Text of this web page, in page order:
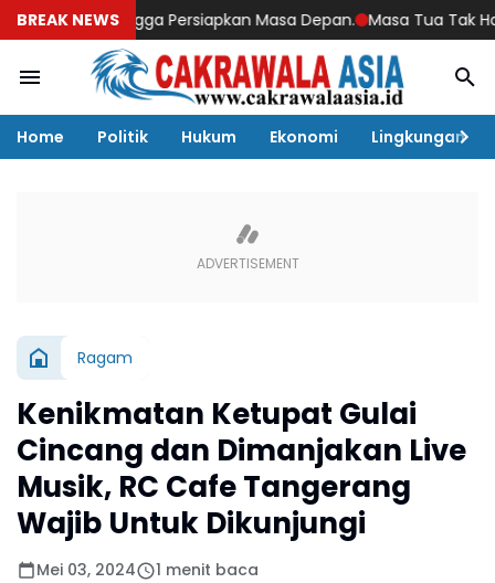
BREAK NEWS
hingga Persiapkan Masa Depan. Masa Tua Tak Harus
Home Politik Hukum Ekonomi Lingkungan
Ragam
Kenikmatan Ketupat Gulai
Cincang dan Dimanjakan Live
Musik, RC Cafe Tangerang
Wajib Untuk Dikunjungi
Mei 03, 2024 1 menit baca